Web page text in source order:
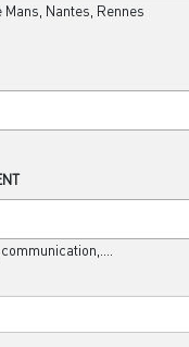
Mans, Nantes, Rennes